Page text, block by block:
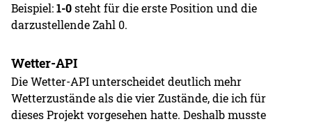
Beispiel:1-0steht für die erste Position und die
darzustellende Zahl 0.
Wetter-API
Die Wetter-API unterscheidet deutlich mehr
Wetterzustände als die vier Zustände, die ich für
dieses Projekt vorgesehen hatte. Deshalb musste